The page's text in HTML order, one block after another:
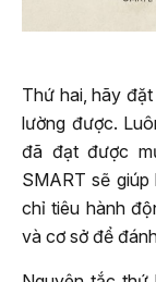
Thứ hai, hãy
lường được.
đã đạt được
SMART sẽ
chỉ tiêu hành
và cơ sở để